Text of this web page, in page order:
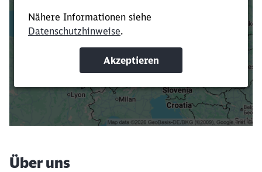
Verkürze die Ladezeit, indem du Suchbegriffe
oder Filter hinzufügst.
Suchbegriffe eingeben
Filter setzen
Über uns